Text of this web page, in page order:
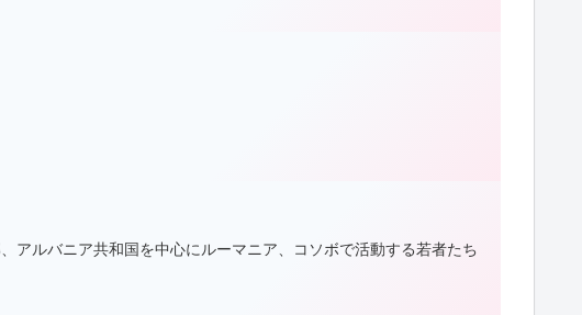
アルバニア共和国を中心にルーマニア、コソボで活動する若者たち